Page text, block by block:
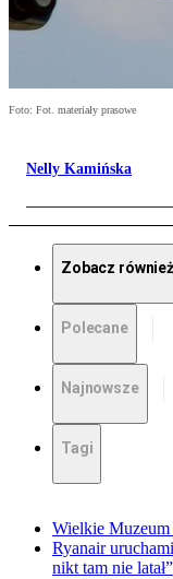
Foto: Fot. materiały prasowe
Nelly Kamińska
Zobacz również
Polecane
Najnowsze
Tagi
Wielkie Muzeum
Ryanair
nikt tam nie latał”